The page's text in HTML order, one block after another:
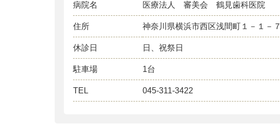
病院名 医療法人 審美会 鶴見歯科医院
住所 神奈川県横浜市西区浅間町１－１－７
休診日 日、祝祭日
駐車場 1台
TEL 045-311-3422